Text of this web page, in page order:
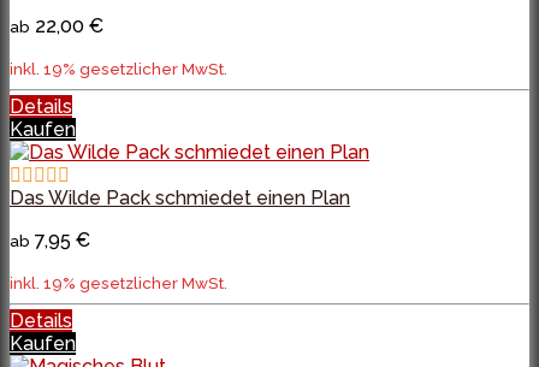
ab 22,00 €
inkl. 19% gesetzlicher MwSt.
Details
Kaufen
Das Wilde Pack schmiedet einen Plan
ab 7,95 €
inkl. 19% gesetzlicher MwSt.
Details
Kaufen